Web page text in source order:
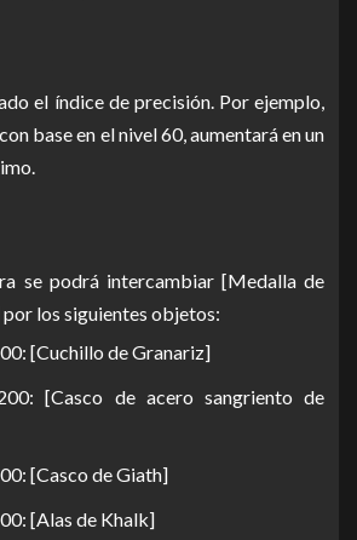
el índice de precisión. Por ejemplo,
base en el nivel 60, aumentará en un
se podrá intercambiar [Medalla de
los siguientes objetos:
[Cuchillo de Granariz]
[Casco de acero sangriento de
[Casco de Giath]
[Alas de Khalk]